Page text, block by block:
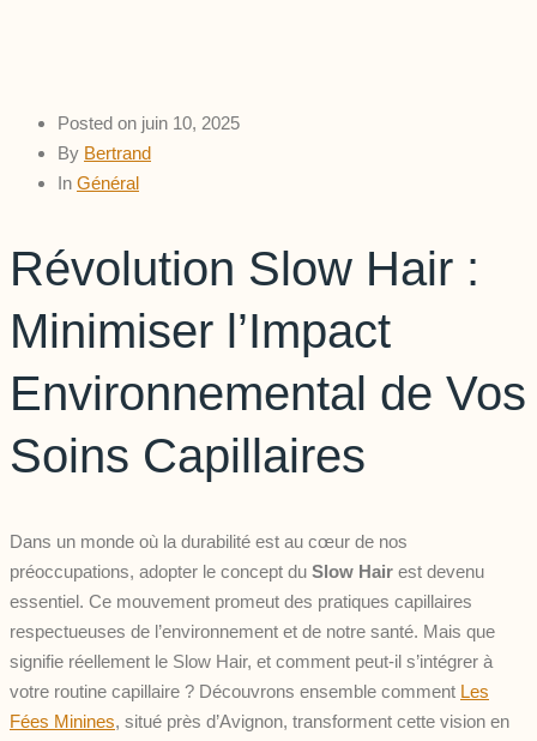
Posted on juin 10, 2025
By Bertrand
In Général
Révolution Slow Hair :
Minimiser l’Impact
Environnemental de Vos
Soins Capillaires
Dans un monde où la durabilité est au cœur de nos
préoccupations, adopter le concept du Slow Hair est devenu
essentiel. Ce mouvement promeut des pratiques capillaires
respectueuses de l’environnement et de notre santé. Mais que
signifie réellement le Slow Hair, et comment peut-il s’intégrer à
votre routine capillaire ? Découvrons ensemble comment Les
Fées Minines, situé près d’Avignon, transforment cette vision en